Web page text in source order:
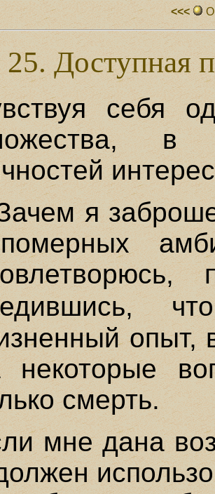
<<<
25. Доступная
себя
в
я
опыт,
некоторые
смерть.
мне дана